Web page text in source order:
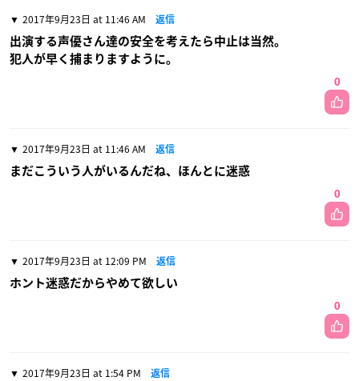
2017年9月23日 at 11:46 AM 返信
出演する声優さん達の安全を考えたら中止は当然。
犯人が早く捕まりますように。
0
2017年9月23日 at 11:46 AM 返信
まだこういう人がいるんだね、ほんとに迷惑
0
2017年9月23日 at 12:09 PM 返信
ホント迷惑だからやめて欲しい
0
2017年9月23日 at 1:54 PM 返信